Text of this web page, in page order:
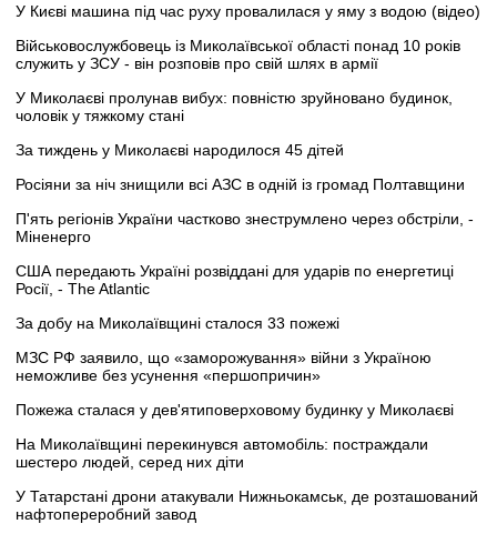
У Києві машина під час руху провалилася у яму з водою (відео)
Військовослужбовець із Миколаївської області понад 10 років
служить у ЗСУ - він розповів про свій шлях в армії
У Миколаєві пролунав вибух: повністю зруйновано будинок,
чоловік у тяжкому стані
За тиждень у Миколаєві народилося 45 дітей
Росіяни за ніч знищили всі АЗС в одній із громад Полтавщини
П'ять регіонів України частково знеструмлено через обстріли, -
Міненерго
США передають Україні розвіддані для ударів по енергетиці
Росії, - The Atlantic
За добу на Миколаївщині сталося 33 пожежі
МЗС РФ заявило, що «заморожування» війни з Україною
неможливе без усунення «першопричин»
Пожежа сталася у дев'ятиповерховому будинку у Миколаєві
На Миколаївщині перекинувся автомобіль: постраждали
шестеро людей, серед них діти
У Татарстані дрони атакували Нижньокамськ, де розташований
нафтопереробний завод